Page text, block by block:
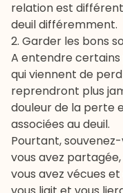
relation est
deuil différemment.
2. Garder les bons
A entendre
qui viennent de
reprendront plus
douleur de la perte
associées au deuil.
Pourtant,
vous avez
vous avez vécues